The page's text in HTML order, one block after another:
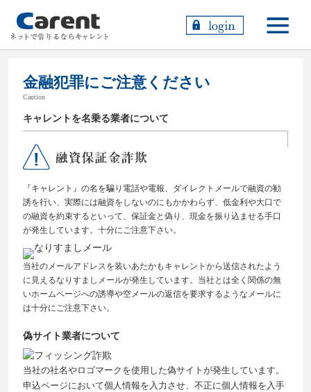
toggle
金融犯罪にご注意ください
Caution
キャレントを名乗る業者について
『キャレント』の名を騙り電話や電報、ダイレクトメールで融資の勧
誘を行い、実際には融資をしないのにもかかわらず、低金利や大口で
の融資を約束するといって、保証金と偽り、現金を振り込ませる手口
が発生しています。十分にご注意下さい。
当社のメールアドレスを装いあたかもキャレントから送信されたよう
に見えるなりすましメールが発生しています。当社とは全く関係の無
いホームページへの誘導や空メールの返信を要求するようなメールに
は十分にご注意下さい。
偽サイト業者について
当社の社名やロゴマークを使用した偽サイトが発生しています。
申込ページにおいて個人情報を入力させ、不正に個人情報を入手